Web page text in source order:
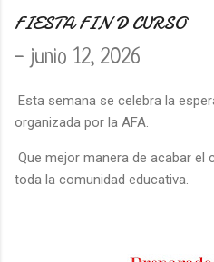
FIESTA FIN D CURSO
- junio 12, 2026
Esta semana se celebra la
organizada por la AFA.
Que mejor manera de acabar
toda la comunidad educativa.